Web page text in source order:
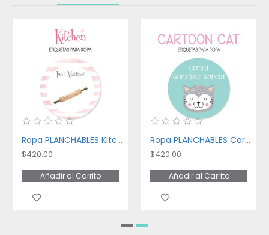
Ropa PLANCHABLES Kitchen
$420.00
Añadir al Carrito
Ropa PLANCHABLES Cartoon Cat
$420.00
Añadir al Carrito